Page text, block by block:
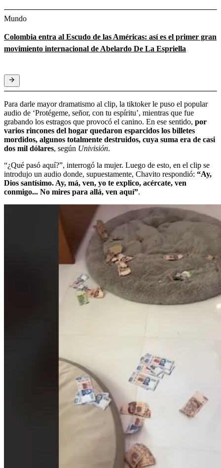
Mundo
Colombia entra al Escudo de las Américas: así es el primer gran
movimiento internacional de Abelardo De La Espriella
Para darle mayor dramatismo al clip, la tiktoker le puso el popular
audio de ‘Protégeme, señor, con tu espíritu’, mientras que fue
grabando los estragos que provocó el canino. En ese sentido, por
varios rincones del hogar quedaron esparcidos los billetes
mordidos, algunos totalmente destruidos, cuya suma era de casi
dos mil dólares, según Univisión.
“¿Qué pasó aquí?”, interrogó la mujer. Luego de esto, en el clip se
introdujo un audio donde, supuestamente, Chavito respondió: “Ay,
Dios santísimo. Ay, má, ven, yo te explico, acércate, ven
conmigo... No mires para allá, ven aquí”.